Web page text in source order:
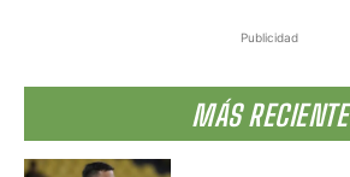
Publicidad
MÁS RECIENTE